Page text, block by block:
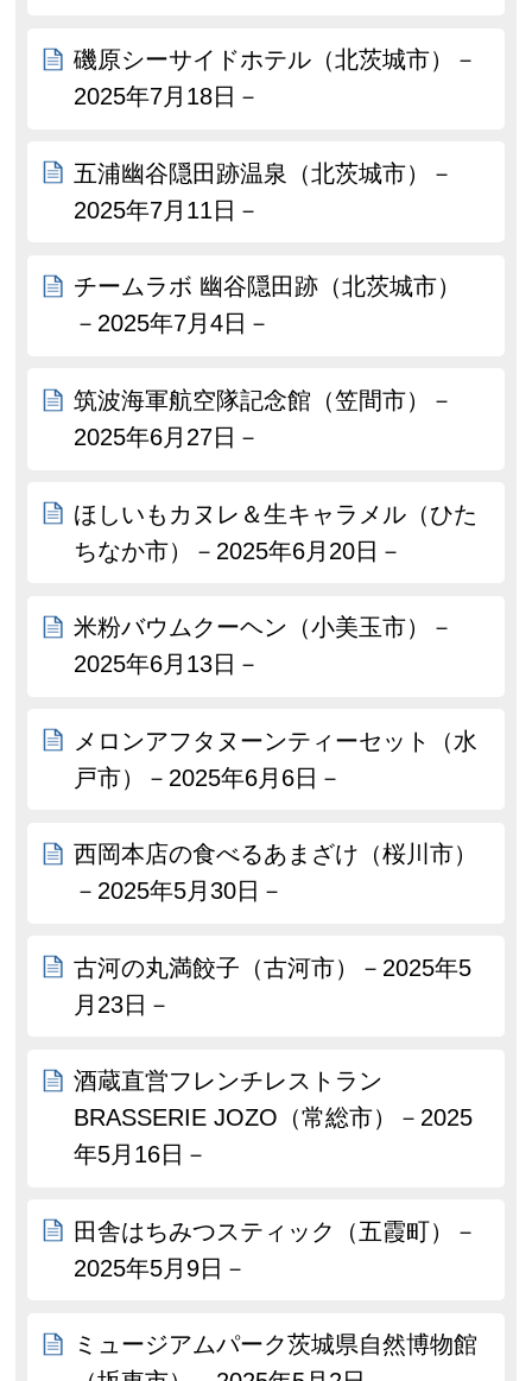
磯原シーサイドホテル（北茨城市）－
2025年7月18日－
五浦幽谷隠田跡温泉（北茨城市）－
2025年7月11日－
チームラボ 幽谷隠田跡（北茨城市）
－2025年7月4日－
筑波海軍航空隊記念館（笠間市）－
2025年6月27日－
ほしいもカヌレ＆生キャラメル（ひた
ちなか市）－2025年6月20日－
米粉バウムクーヘン（小美玉市）－
2025年6月13日－
メロンアフタヌーンティーセット（水
戸市）－2025年6月6日－
西岡本店の食べるあまざけ（桜川市）
－2025年5月30日－
古河の丸満餃子（古河市）－2025年5
月23日－
酒蔵直営フレンチレストラン
BRASSERIE JOZO（常総市）－2025
年5月16日－
田舎はちみつスティック（五霞町）－
2025年5月9日－
ミュージアムパーク茨城県自然博物館